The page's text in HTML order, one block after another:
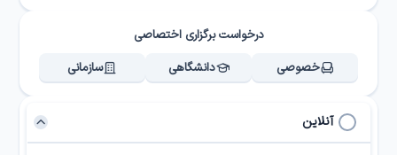
درخواست برگزاری اختصاصی
خصوصی
دانشگاهی سازمانی
آنلاین